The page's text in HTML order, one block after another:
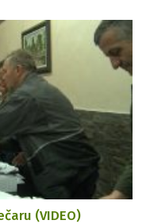
(VIDEO)